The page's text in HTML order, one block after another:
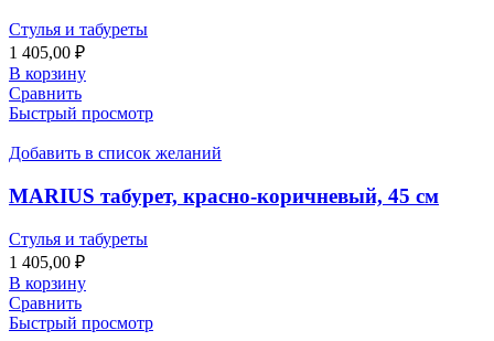
Стулья и табуреты
1 405,00 ₽
В корзину
Сравнить
Быстрый просмотр
Добавить в список желаний
MARIUS табурет, красно-коричневый, 45 см
Стулья и табуреты
1 405,00 ₽
В корзину
Сравнить
Быстрый просмотр